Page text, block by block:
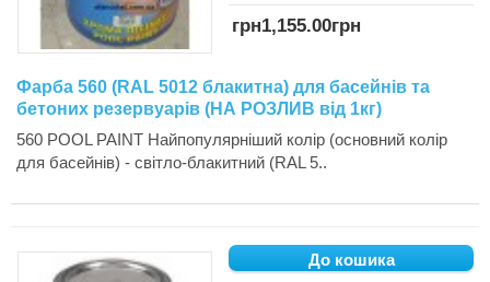
грн1,155.00грн
Фарба 560 (RAL 5012 блакитна) для басейнів та
бетоних резервуарів (НА РОЗЛИВ від 1кг)
560 POOL PAINT Найпопулярніший колір (основний колір
для басейнів) - світло-блакитний (RAL 5..